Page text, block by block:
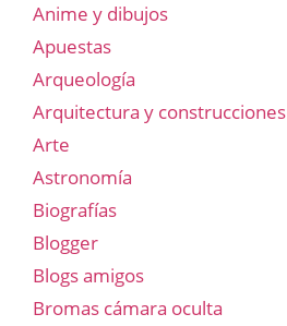
Anime y dibujos
Apuestas
Arqueología
Arquitectura y construcciones
Arte
Astronomía
Biografías
Blogger
Blogs amigos
Bromas cámara oculta